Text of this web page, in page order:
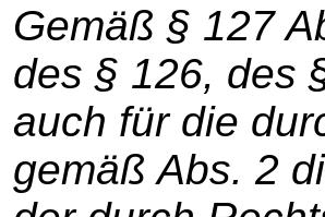
Gemäß § 127
des § 126, des
auch für die
gemäß Abs. 2